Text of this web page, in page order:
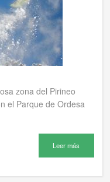
zona del Pirineo
el Parque de Ordesa
Leer más